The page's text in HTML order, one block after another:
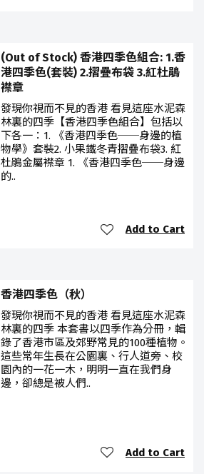
(Out of Stock) 香港四季色組合: 1.香
港四季色(套裝) 2.摺疊布袋 3.紅杜鵑
襟章
發現你視而不見的香港 看見這座水泥森
林裏的四季【香港四季色組合】包括以
下各一：1. 《香港四季色──身邊的植
物學》套裝2. 小果鐵冬青摺疊布袋3. 紅
杜鵑金屬襟章 1. 《香港四季色──身邊
的..
Add to Cart
香港四季色（秋）
發現你視而不見的香港 看見這座水泥森
林裏的四季 本套書以四季作為分冊，輯
錄了香港市區及郊野常見的100種植物。
這些常年生長在公園裏、行人道旁、校
園內的一花一木，明明一直在我們身
邊，卻總是被人們..
Add to Cart